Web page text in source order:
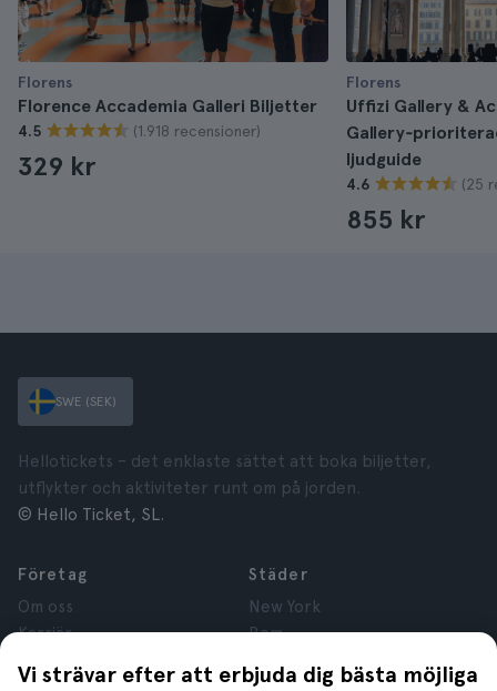
Florens
Florence Accademia Galleri Biljetter
4.5 (1.918 recensioner)
329 kr
Florens
Uffizi Gallery &
ljudguide
4.6 (25
855 kr
Vi strävar efter att erbjuda dig bästa möjliga
SWE (SEK)
Hellotickets – det enklaste sättet att boka biljetter,
utflykter och aktiviteter runt om på jorden.
© Hello Ticket, SL.
Företag
Om oss
Karriär
Recensioner
Städer
New York
Rom
London